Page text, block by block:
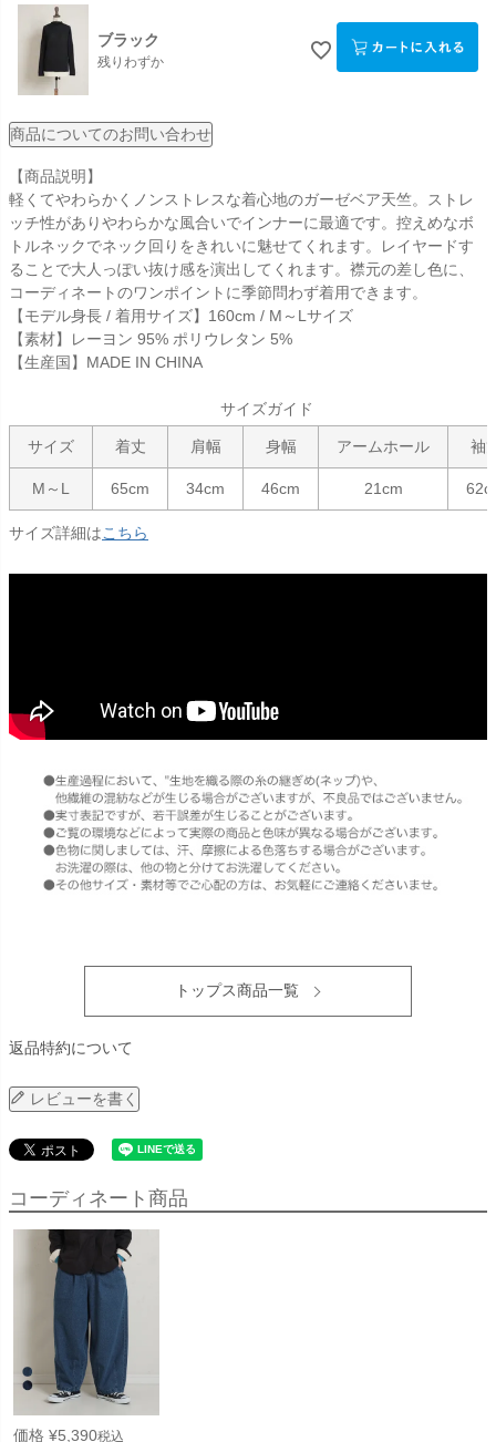
ブラック
残りわずか
商品についてのお問い合わせ
【商品説明】
軽くてやわらかくノンストレスな着心地のガーゼベア天竺。ストレ
ッチ性がありやわらかな風合いでインナーに最適です。控えめなボ
トルネックでネック回りをきれいに魅せてくれます。レイヤードす
ることで大人っぽい抜け感を演出してくれます。襟元の差し色に、
コーディネートのワンポイントに季節問わず着用できます。
【モデル身長 / 着用サイズ】160cm / M～Lサイズ
【素材】レーヨン 95% ポリウレタン 5%
【生産国】MADE IN CHINA
サイズガイド
サイズ 着丈 肩幅 身幅 アームホール 袖
M～L 65cm 34cm 46cm 21cm
サイズ詳細はこちら
トップス商品一覧
返品特約について
レビューを書く
コーディネート商品
価格 ¥5,390税込